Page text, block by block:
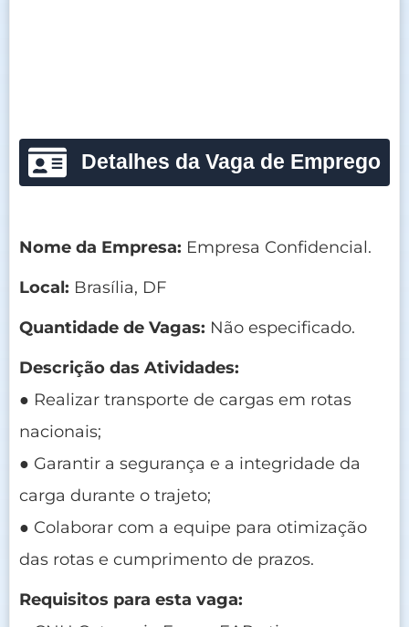
Detalhes da Vaga de Emprego
Nome da Empresa: Empresa Confidencial.
Local: Brasília, DF
Quantidade de Vagas: Não especificado.
Descrição das Atividades:
● Realizar transporte de cargas em rotas
nacionais;
● Garantir a segurança e a integridade da
carga durante o trajeto;
● Colaborar com a equipe para otimização
das rotas e cumprimento de prazos.
Requisitos para esta vaga: